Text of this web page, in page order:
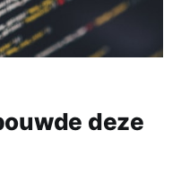
deze